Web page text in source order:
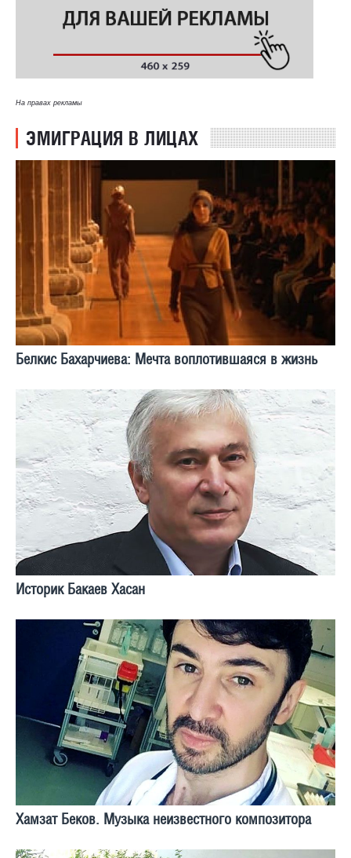
На правах рекламы
ЭМИГРАЦИЯ В ЛИЦАХ
Белкис Бахарчиева: Мечта воплотившаяся в жизнь
Историк Бакаев Хасан
Хамзат Беков. Музыка неизвестного композитора